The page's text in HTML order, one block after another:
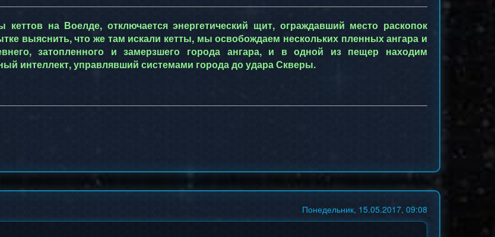
кеттов на Воелде, отключается энергетический щит, ограждавший место раскопок
выяснить, что же там искали кетты, мы освобождаем нескольких пленных ангара и
затопленного и замерзшего города ангара, и в одной из пещер находим
интеллект, управлявший системами города до удара Скверы.
Понедельник, 15.05.2017, 09:08